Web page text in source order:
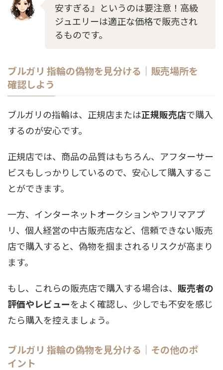
安すぎる』というのは要注意！高級
ジュエリーは適正な価格で販売され
るものです。
ブルガリ 指輪の偽物を見分ける｜販売場所を
確認しよう
ブルガリの指輪は、正規店または正規販売店で購入
するのが安心です。
正規店では、商品の品質はもちろん、アフターサー
ビスもしっかりしているので、安心して購入するこ
とができます。
一方、インターネットオークションやフリマアプ
リ、個人経営の中古販売店など、信頼できない販売
店で購入すると、偽物を掴まされるリスクが高まり
ます。
もし、これらの販売店で購入する場合は、 販売者の
評価やレビューをよく確認し、少しでも不安を感じ
たら購入を控えましょう。
ブルガリ 指輪の偽物を見分ける｜その他のポ
イント